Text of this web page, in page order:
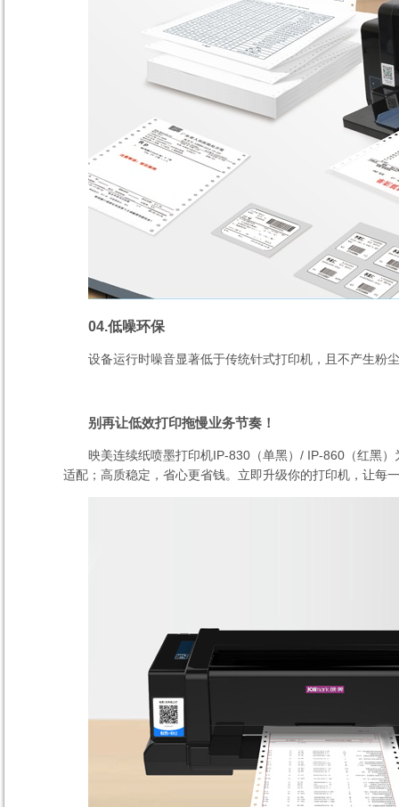
04.低噪环保
设备运行时噪音显著低于传统针式打印机，且不产生粉
别再让低效打印拖慢业务节奏！
映美连续纸喷墨打印机IP-830 （单黑） / IP-860 （红黑
适配；高质稳定，省心更省钱。立即升级你的打印机，让每